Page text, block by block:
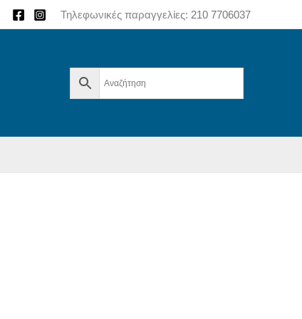
Τηλεφωνικές παραγγελίες: 210 7706037